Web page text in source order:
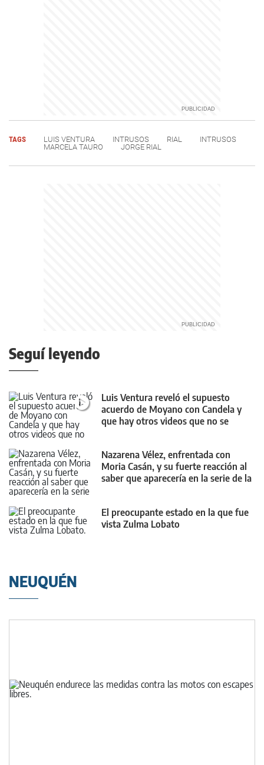
TAGS LUIS VENTURA INTRUSOS RIAL
INTRUSOS
MARCELA TAURO
JORGE RIAL
Seguí leyendo
Luis Ventura reveló el supuesto
acuerdo de Moyano con Candela y
que hay otros videos que no se
Nazarena Vélez, enfrentada con
Moria Casán, y su fuerte reacción al
saber que aparecería en la serie de la
El preocupante estado en la que fue
vista Zulma Lobato
NEUQUÉN